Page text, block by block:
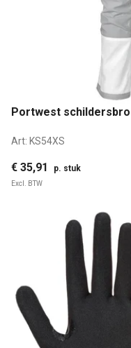
Portwest
Art: KS54XS
€ 35,91 p. stuk
Excl. BTW